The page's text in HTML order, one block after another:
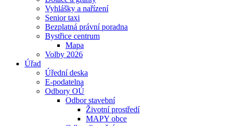
Vyhlášky a nařízení
Senior taxi
Bezplatná právní poradna
Bystřice centrum
Mapa
Volby 2026
Úřad
Úřední deska
E-podatelna
Odbory OÚ
Odbor stavební
Životní prostředí
MAPY obce